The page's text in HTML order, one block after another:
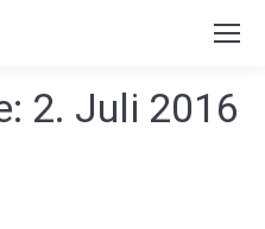
2. Juli 2016